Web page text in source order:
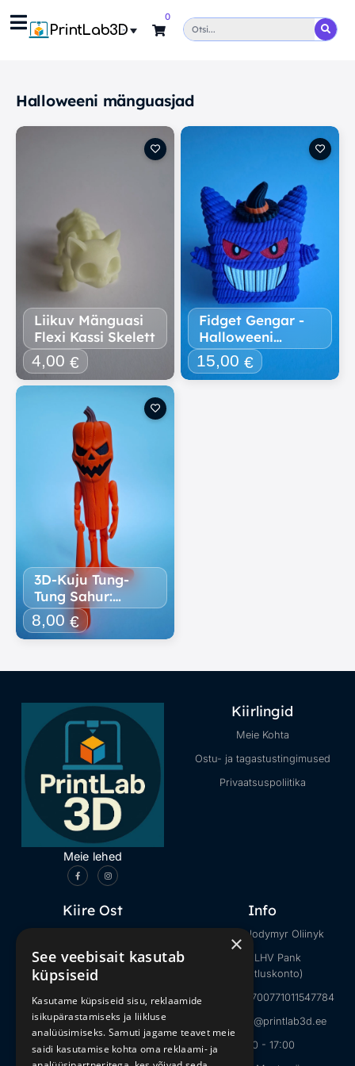
PrintLab3D
0
Halloweeni mänguasjad
Liikuv Mänguasi
Flexi Kassi Skelett
4,00 €
Fidget Gengar -
Halloweeni
Laegas
15,00 €
3D-Kuju Tung-
Tung Sahur:
Halloweeni
Versioon (20 Cm)
8,00 €
Meie lehed
Kiirlingid
Meie Kohta
Ostu- ja tagastustingimused
Privaatsuspoliitika
Kiire Ost
Internetimeemid
Loomad
Minecraft
Halloweeni mänguasjad
Info
Müüja: Volodymyr Oliinyk
Pank: LHV Pank
(ettevõtluskonto)
IBAN: EE027700771011547784
E-mail: info@printlab3d.ee
09:00 - 17:00
×
See veebisait kasutab
küpsiseid
Kasutame küpsiseid sisu, reklaamide
isikupärastamiseks ja liikluse
analüüsimiseks. Samuti jagame teavet meie
saidi kasutamise kohta oma reklaami- ja